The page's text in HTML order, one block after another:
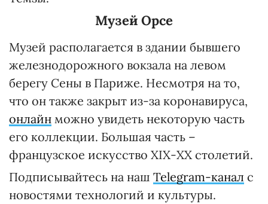
Музей Орсе
Музей располагается в здании бывшего
железнодорожного вокзала на левом
берегу Сены в Париже. Несмотря на то,
что он также закрыт из-за коронавируса,
онлайн можно увидеть некоторую часть
его коллекции. Большая часть –
французское искусство ХІХ-ХХ столетий.
Подписывайтесь на наш Telegram-канал с
новостями технологий и культуры.